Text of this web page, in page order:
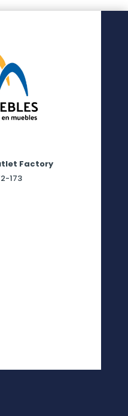
Factory
173